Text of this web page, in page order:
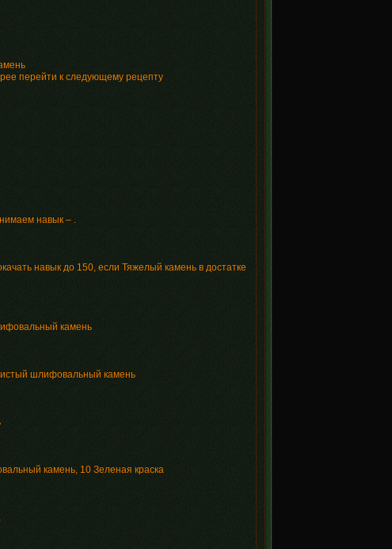
перейти к следующему рецепту
навык – .
навык до 150, если Тяжелый камень в достатке
камень
шлифовальный камень
камень, 10 Зеленая краска